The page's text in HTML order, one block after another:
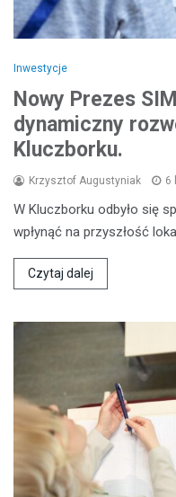
Inwestycje
Nowy Prezes
dynamiczny
Kluczborku.
Krzysztof Augustyniak 6
W Kluczborku odbyło się
wpłynąć na przyszłość
Czytaj dalej